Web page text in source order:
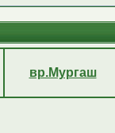
вр.Мургаш